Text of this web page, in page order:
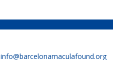
info@barcelonamaculafound.org